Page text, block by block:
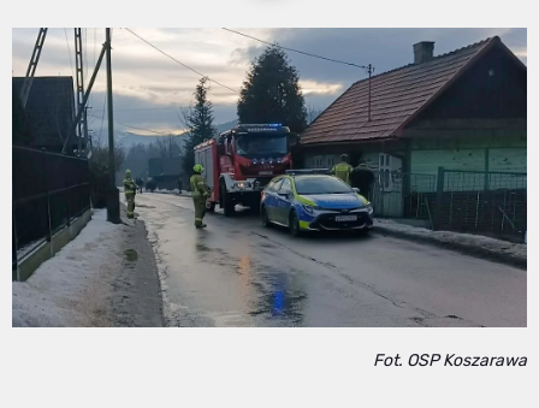
Fot. OSP Koszarawa